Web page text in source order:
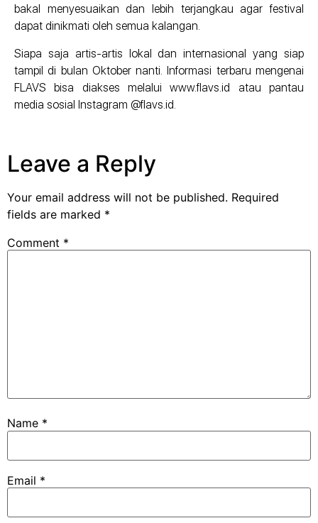
bakal menyesuaikan dan lebih terjangkau agar festival
dapat dinikmati oleh semua kalangan.
Siapa saja artis-artis lokal dan internasional yang siap
tampil di bulan Oktober nanti. Informasi terbaru mengenai
FLAVS bisa diakses melalui www.flavs.id atau pantau
media sosial Instagram @flavs.id.
Leave a Reply
Your email address will not be published. Required
fields are marked *
Comment *
Name *
Email *